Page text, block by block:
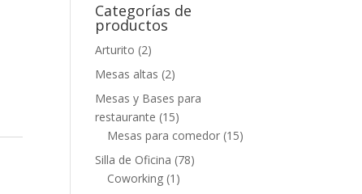
Categorías de
productos
Arturito (2)
Mesas altas (2)
Mesas y Bases para
restaurante (15)
Mesas para comedor (15)
Silla de Oficina (78)
Coworking (1)